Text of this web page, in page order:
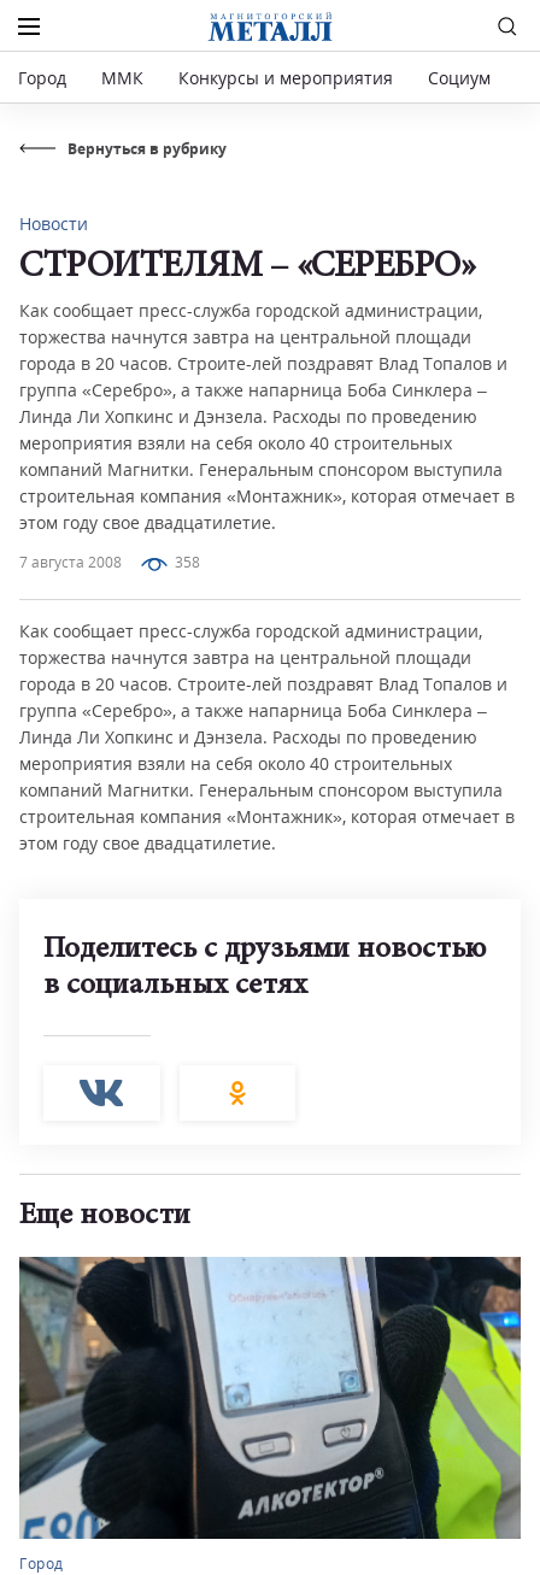
Город ММК Конкурсы и мероприятия Социум
Вернуться в рубрику
7 августа 2008 358
Новости
СТРОИТЕЛЯМ – «СЕРЕБРО»
Как сообщает пресс-служба городской администрации,
торжества начнутся завтра на центральной площади
города в 20 часов. Строите-лей поздравят Влад Топалов и
группа «Серебро», а также напарница Боба Синклера –
Линда Ли Хопкинс и Дэнзела. Расходы по проведению
мероприятия взяли на себя около 40 строительных
компаний Магнитки. Генеральным спонсором выступила
строительная компания «Монтажник», которая отмечает в
этом году свое двадцатилетие.
Как сообщает пресс-служба городской администрации,
торжества начнутся завтра на центральной площади
города в 20 часов. Строите-лей поздравят Влад Топалов и
группа «Серебро», а также напарница Боба Синклера –
Линда Ли Хопкинс и Дэнзела. Расходы по проведению
мероприятия взяли на себя около 40 строительных
компаний Магнитки. Генеральным спонсором выступила
строительная компания «Монтажник», которая отмечает в
этом году свое двадцатилетие.
Поделитесь с друзьями новостью
в социальных сетях
Еще новости
Город